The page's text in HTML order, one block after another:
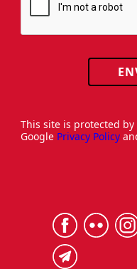
This site is protected by
Google Privacy Policy